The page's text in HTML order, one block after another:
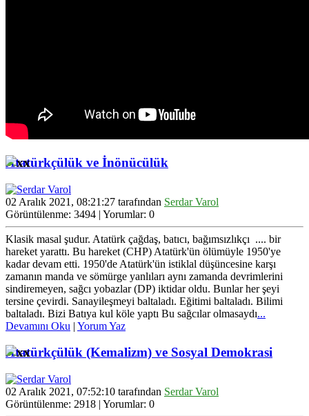
Atatürkçülük ve İnönücülük
02 Aralık 2021, 08:21:27 tarafından Serdar Varol
Görüntülenme: 3494 | Yorumlar: 0
Klasik masal şudur. Atatürk çağdaş, batıcı, bağımsızlıkçı .... bir
hareket yarattı. Bu hareket (CHP) Atatürk'ün ölümüyle 1950'ye
kadar devam etti. 1950'de Atatürk'ün istiklal düşüncesine karşı
zamanın manda ve sömürge yanlıları aynı zamanda devrimlerini
sindiremeyen, sağcı yobazlar (DP) iktidar oldu. Bunlar her şeyi
tersine çevirdi. Sanayileşmeyi baltaladı. Eğitimi baltaladı. Bilimi
baltaladı. Bizi Batıya kul köle yaptı Bu sağcılar olmasaydı...
Devamını Oku | Yorum Yaz
Atatürkçülük (Kemalizm) ve Sosyal Demokrasi
02 Aralık 2021, 07:52:10 tarafından Serdar Varol
Görüntülenme: 2918 | Yorumlar: 0